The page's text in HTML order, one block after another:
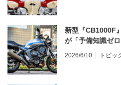
新型『CB1000F
が「予備知識ゼ
2026/6/10 トピッ